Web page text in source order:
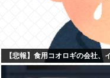
【悲報】食用コオロギの会社